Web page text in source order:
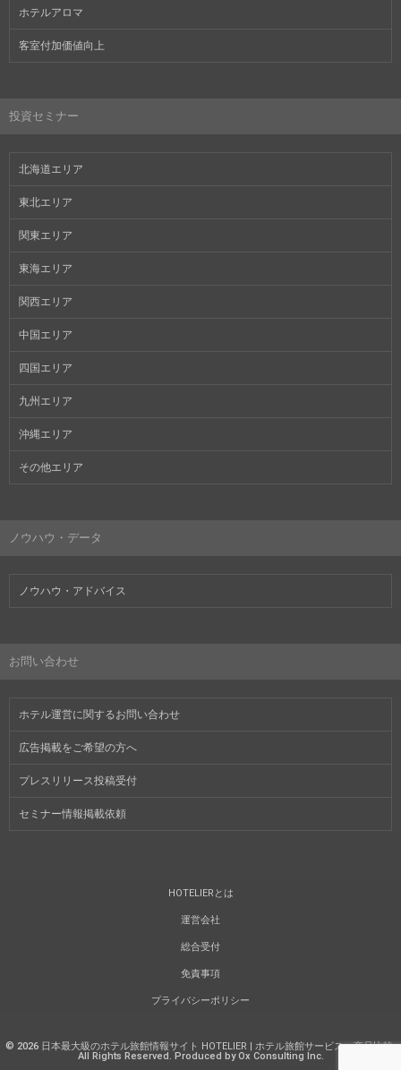
ホテルアロマ
客室付加価値向上
投資セミナー
北海道エリア
東北エリア
関東エリア
東海エリア
関西エリア
中国エリア
四国エリア
九州エリア
沖縄エリア
その他エリア
ノウハウ・データ
ノウハウ・アドバイス
お問い合わせ
ホテル運営に関するお問い合わせ
広告掲載をご希望の方へ
プレスリリース投稿受付
セミナー情報掲載依頼
HOTELIERとは
運営会社
総合受付
免責事項
プライバシーポリシー
© 2026 日本最大級のホテル旅館情報サイト HOTELIER | ホテル旅館サービス・商品比較.
All Rights Reserved. Produced by Ox Consulting Inc.